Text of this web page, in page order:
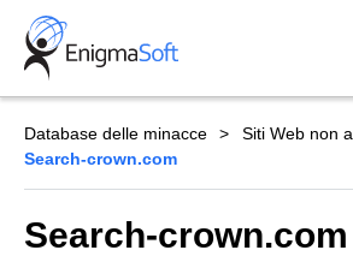
Skip
content
Database delle minacce
Siti Web non
Search-crown.com
Search-crown.com